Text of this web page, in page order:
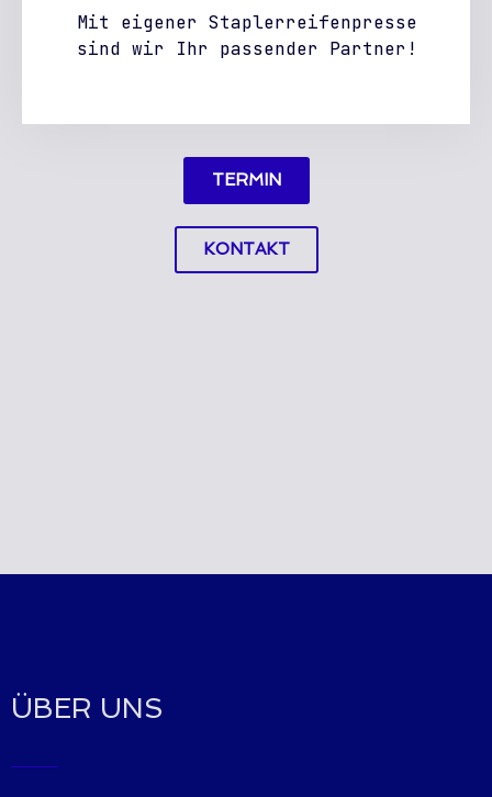
Mit eigener Staplerreifenpresse
sind wir Ihr passender Partner!
TERMIN
KONTAKT
ÜBER UNS